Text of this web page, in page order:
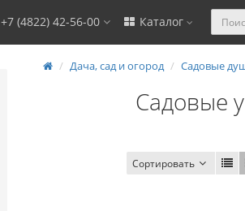
+7 (4822) 42-56-00 Каталог
Дача, сад и огород Садовые
Садовые
Сортировать